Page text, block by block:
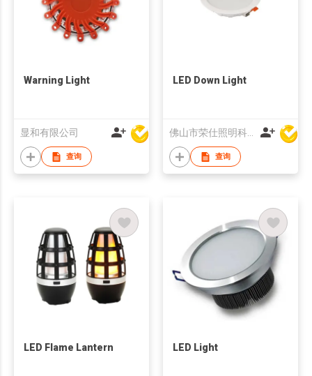
Warning Light
显和有限公司
查询
LED Down Light
佛山市荣仕照明科技有限公司
查询
LED Flame Lantern LED Light